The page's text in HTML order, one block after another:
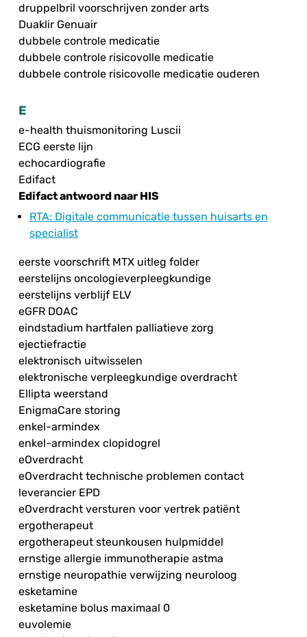
druppelbril voorschrijven zonder arts
Duaklir Genuair
dubbele controle medicatie
dubbele controle risicovolle medicatie
dubbele controle risicovolle medicatie ouderen
E
e-health thuismonitoring Luscii
ECG eerste lijn
echocardiografie
Edifact
Edifact antwoord naar HIS
RTA: Digitale communicatie tussen huisarts en
specialist
eerste voorschrift MTX uitleg folder
eerstelijns oncologieverpleegkundige
eerstelijns verblijf ELV
eGFR DOAC
eindstadium hartfalen palliatieve zorg
ejectiefractie
elektronisch uitwisselen
elektronische verpleegkundige overdracht
Ellipta weerstand
EnigmaCare storing
enkel-armindex
enkel-armindex clopidogrel
eOverdracht
eOverdracht technische problemen contact
leverancier EPD
eOverdracht versturen voor vertrek patiënt
ergotherapeut
ergotherapeut steunkousen hulpmiddel
ernstige allergie immunotherapie astma
ernstige neuropathie verwijzing neuroloog
esketamine
esketamine bolus maximaal 0
euvolemie